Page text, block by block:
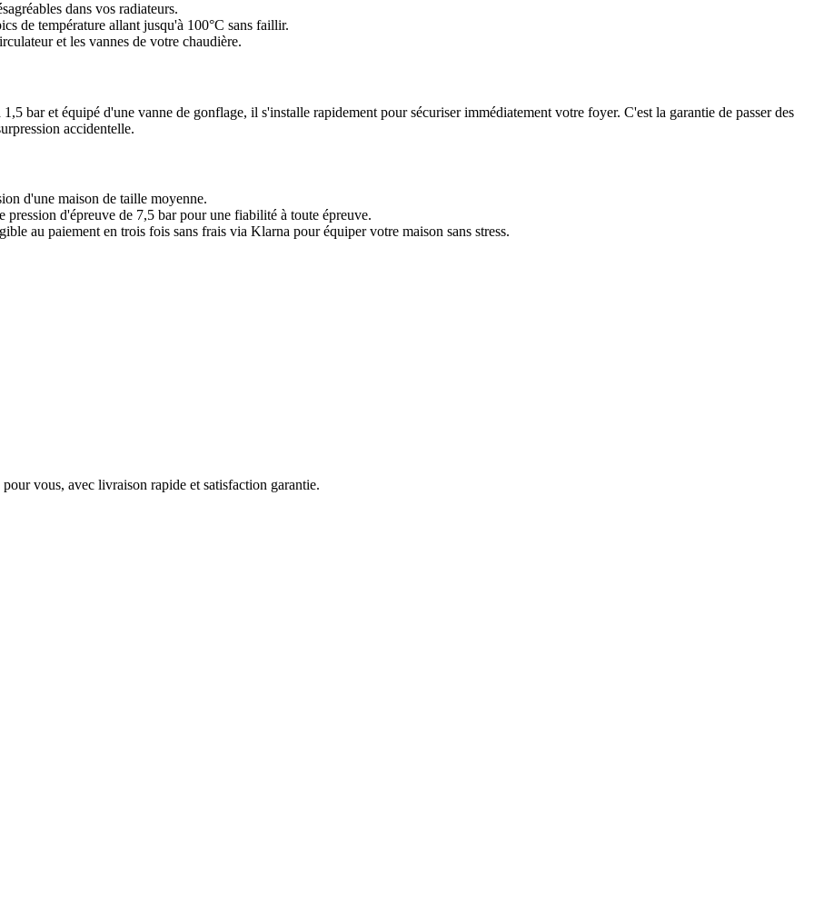
dans vos radiateurs.
de température allant jusqu'à 100°C sans faillir.
et les vannes de votre chaudière.
bar et équipé d'une vanne de gonflage, il s'installe rapidement pour sécuriser immédiatement votre foyer. C'est la garantie de passer des
accidentelle.
d'une maison de taille moyenne.
d'épreuve de 7,5 bar pour une fiabilité à toute épreuve.
au paiement en trois fois sans frais via Klarna pour équiper votre maison sans stress.
vous, avec livraison rapide et satisfaction garantie.